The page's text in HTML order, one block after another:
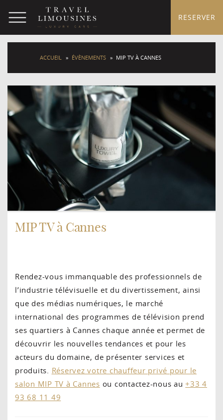
RESERVER
ACCUEIL » ÉVÈNEMENTS » MIP TV À CANNES
MIP TV à Cannes
Rendez-vous immanquable des professionnels de
l’industrie télévisuelle et du divertissement, ainsi
que des médias numériques, le marché
international des programmes de télévision prend
ses quartiers à Cannes chaque année et permet de
découvrir les nouvelles tendances et pour les
acteurs du domaine, de présenter services et
produits. Réservez votre chauffeur privé pour le
salon MIP TV à Cannes ou contactez-nous au+33 4
93 68 11 49